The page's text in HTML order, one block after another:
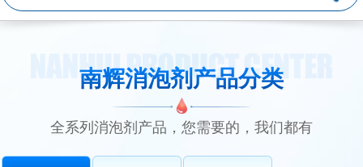
南辉消泡剂产品分类
全系列消泡剂产品，您需要的，我们都有